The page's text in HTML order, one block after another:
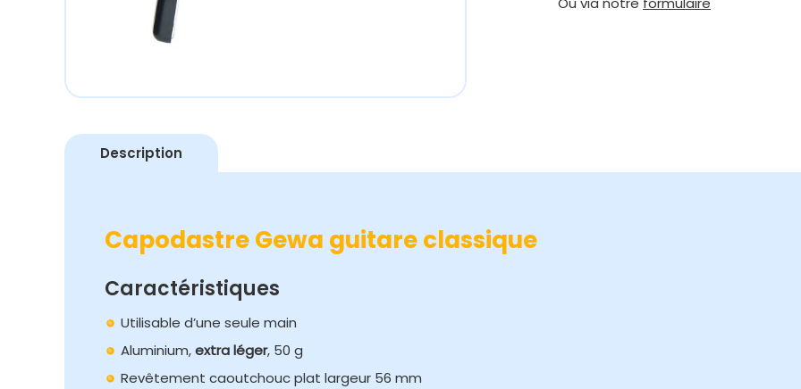
Description
Capodastre Gewa guitare classique
Caractéristiques
Utilisable d’une seule main
Aluminium,extra léger, 50 g
Revêtement caoutchouc plat largeur 56 mm